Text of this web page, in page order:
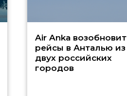
Air Anka возобновит
рейсы в Анталью из
двух российских
городов